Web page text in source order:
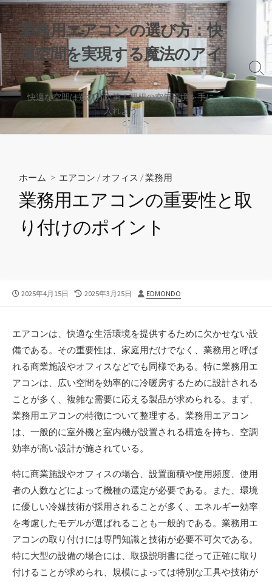
コ
ン
テ
ン
ツ
へ
ス
業務用エアコンの選び方：快
適空間を実現する魔法のアイ
テム
快適な空間は選び方次第！理想の空気環境を手に
入れよう
検
索
り
替
ホーム > エアコン /オフィス /業務用
業務用エアコンの重要性と取
り付けのポイント
公
2025年4月15日
最
新
日
2025年3月25日
投
EDMONDO
エアコンは、快適な生活環境を提供するために欠かせない設
備である。 その重要性は、家庭用だけでなく、業務用と呼ば
れる商業施設やオフィスなどでも同様である。特に業務用エ
アコンは、広い空間を効率的に冷暖房するために設計される
ことが多く、複雑な需要に応える製品が求められる。まず、
業務用エアコンの特徴について整理する。業務用エアコン
は、一般的に室外機と室内機が設置される構造を持ち、空調
効率が高い設計が施されている。
特に商業施設やオフィスの場合、設置面積や使用頻度、使用
者の人数などによって機種の選定が必要である。また、環境
に優しい冷媒技術が採用されることが多く、エネルギー効率
を考慮したモデルが選ばれることも一般的である。業務用エ
アコンの取り付けには専門知識と技術が必要不可欠である。
特に大型の設備の場合には、取扱説明書に従って正確に取り
付けることが求められ、規模によっては特別な工具や技術が